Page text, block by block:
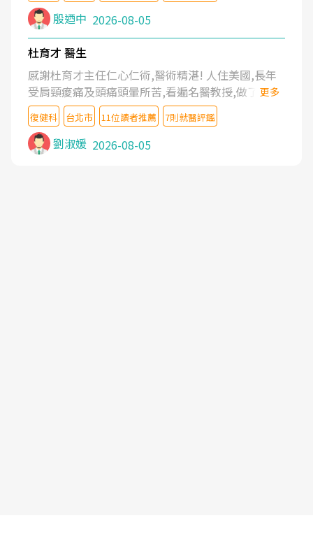
殷迺中 2026-08-05
杜育才 醫生
感謝杜育才主任仁心仁術,醫術精湛! 人住美國,長年
受肩頸痠痛及頭痛頭暈所苦,看遍名醫教授,做了各種
檢查,也嘗試過西醫打針,中醫針灸及物理徒手治療都
沒有用,後來連吃到嗎啡類止痛藥都效果有限,只是壓
症狀,沒多久就痛起來,多年失眠嚴重影響生活品質.
台灣親友介紹忠孝醫院杜育才主任是頸頭症候群專
更多
復健科 台北市 11位讀者推薦 7則就醫評鑑
劉淑媛 2026-08-05